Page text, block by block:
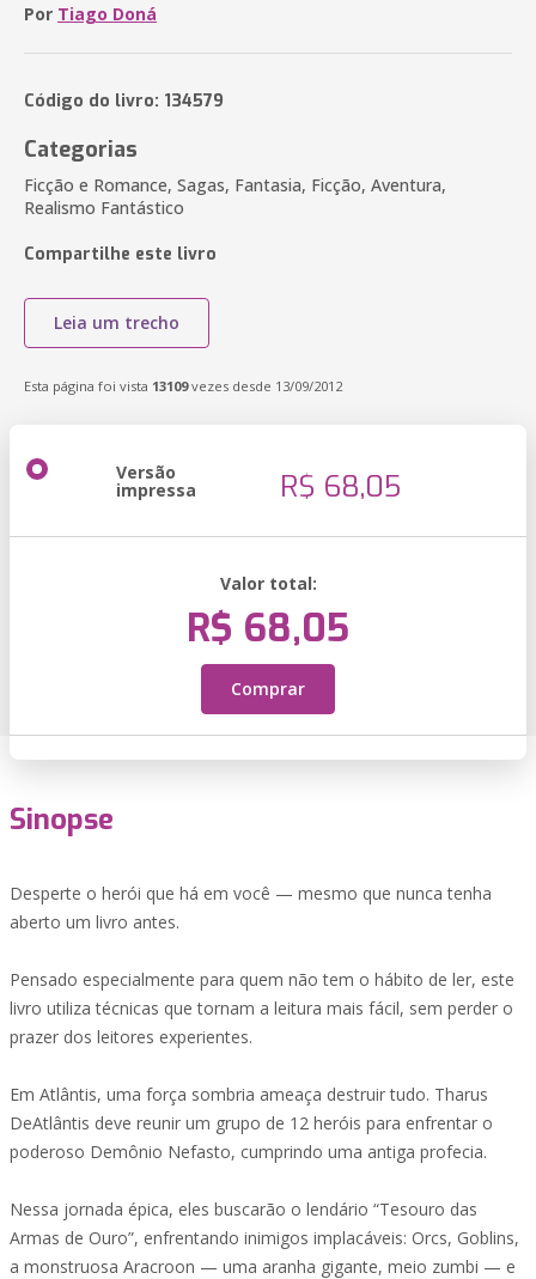
Por Tiago Doná
Código do livro: 134579
Categorias
Ficção e Romance, Sagas, Fantasia, Ficção, Aventura,
Realismo Fantástico
Compartilhe este livro
Leia um trecho
Esta página foi vista 13109vezes desde 13/09/2012
Versão
impressa R$ 68,05
Valor total:
R$ 68,05
Comprar
Sinopse
Desperte o herói que há em você — mesmo que nunca tenha
aberto um livro antes.
Pensado especialmente para quem não tem o hábito de ler, este
livro utiliza técnicas que tornam a leitura mais fácil, sem perder o
prazer dos leitores experientes.
Em Atlântis, uma força sombria ameaça destruir tudo. Tharus
DeAtlântis deve reunir um grupo de 12 heróis para enfrentar o
poderoso Demônio Nefasto, cumprindo uma antiga profecia.
Nessa jornada épica, eles buscarão o lendário “Tesouro das
Armas de Ouro”, enfrentando inimigos implacáveis: Orcs, Goblins,
a monstruosa Aracroon — uma aranha gigante, meio zumbi — e